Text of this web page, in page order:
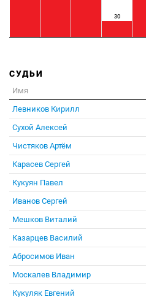
30
СУДЬИ
Имя
Левников Кирилл
Сухой Алексей
Чистяков Артём
Карасев Сергей
Кукуян Павел
Иванов Сергей
Мешков Виталий
Казарцев Василий
Абросимов Иван
Москалев Владимир
Кукуляк Евгений